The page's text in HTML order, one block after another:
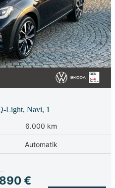
Light, Navi, 1
6.000 km
Automatik
€